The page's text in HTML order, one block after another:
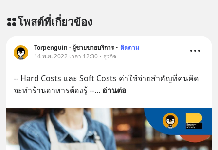
========================= 📣
=========================
เครียด หลับยาก ผมอยากแนะนำ
ผลิตภัณฑ์เสริมอาหาร Diip CBD ช่วย
บรรเทาความเครียด ลดความวิตกกังวล
เพิ่มการผ่อนคลาย ซึ่งช่วยให้การนอน
หลับมีประสิทธิภาพมากยิ่งขึ้น 📍 สนใจ
สั่งซื้อสินค้า Diip CBD 💬 LINE :
@diipgeek 🔗 หรือกดลิงก์
https://lin.ee/U91Fzyz
โพสต์ที่เกี่ยวข้อง
Torpenguin - ผู้ชายขายบริการ • ติดตาม
14 พ.ย. 2022 เวลา 12:30 • ธุรกิจ
-- Hard Costs และ Soft Costs ค่าใช้จ่ายสำคัญที่คนคิด
จะทำร้านอาหารต้องรู้ --... อ่านต่อ